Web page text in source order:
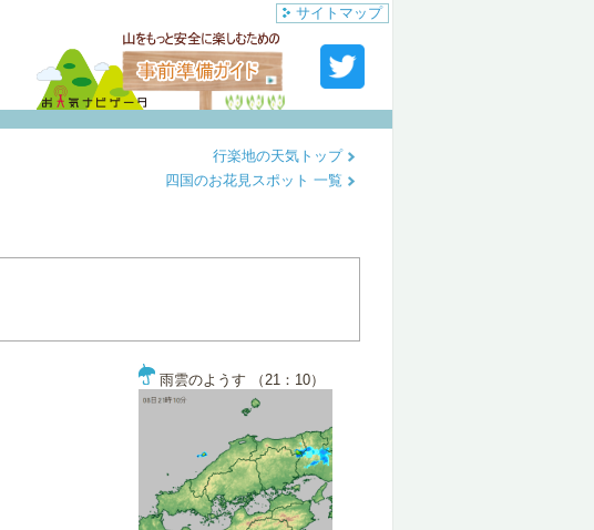
サイトマップ
行楽地の天気トップ
四国のお花見スポット 一覧
雨雲のようす （21：10）